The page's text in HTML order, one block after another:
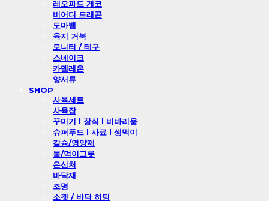
레오파드 게코
비어디 드래곤
도마뱀
육지 거북
모니터 / 테구
스네이크
카멜레온
양서류
SHOP
사육세트
사육장
꾸미기 l 장식 l 비바리움
슈퍼푸드 l 사료 l 생먹이
칼슘/영양제
물/먹이그릇
은신처
바닥재
조명
소켓 / 바닥 히팅